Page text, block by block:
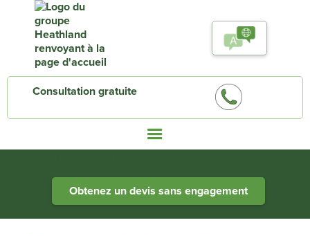
Consultation gratuite
Obtenez un devis sans engagement